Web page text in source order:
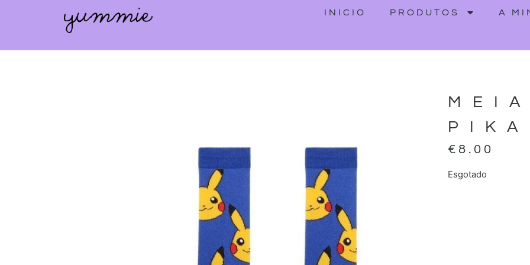
INICIO PRODUTOS A
€8.00
Esgotado